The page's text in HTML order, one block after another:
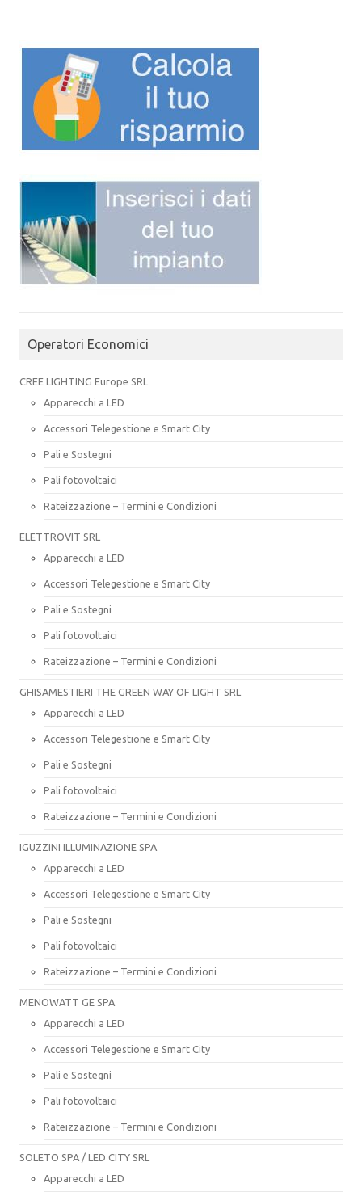
Operatori Economici
CREE LIGHTING Europe SRL
Apparecchi a LED
Accessori Telegestione e Smart City
Pali e Sostegni
Pali fotovoltaici
Rateizzazione – Termini e Condizioni
ELETTROVIT SRL
Apparecchi a LED
Accessori Telegestione e Smart City
Pali e Sostegni
Pali fotovoltaici
Rateizzazione – Termini e Condizioni
GHISAMESTIERI THE GREEN WAY OF LIGHT SRL
Apparecchi a LED
Accessori Telegestione e Smart City
Pali e Sostegni
Pali fotovoltaici
Rateizzazione – Termini e Condizioni
IGUZZINI ILLUMINAZIONE SPA
Apparecchi a LED
Accessori Telegestione e Smart City
Pali e Sostegni
Pali fotovoltaici
Rateizzazione – Termini e Condizioni
MENOWATT GE SPA
Apparecchi a LED
Accessori Telegestione e Smart City
Pali e Sostegni
Pali fotovoltaici
Rateizzazione – Termini e Condizioni
SOLETO SPA / LED CITY SRL
Apparecchi a LED